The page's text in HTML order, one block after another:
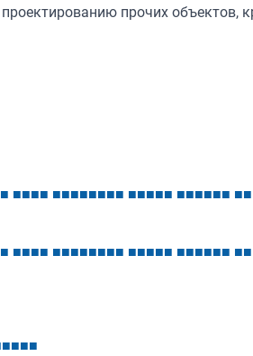
прочих объектов,
■ ■■■■ ■■■■■■■■ ■■■■■ ■■■■■■ ■■
■ ■■■■ ■■■■■■■■ ■■■■■ ■■■■■■ ■■
■■■■